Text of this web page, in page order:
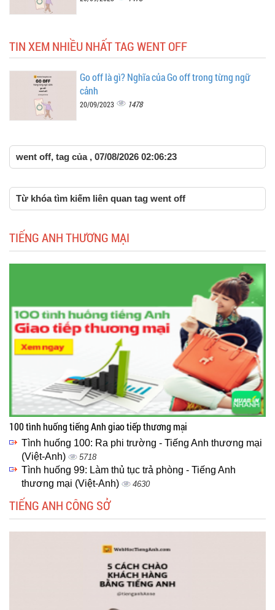
TIN XEM NHIỀU NHẤT TAG WENT OFF
Go off là gì? Nghĩa của Go off trong từng ngữ
cảnh
20/09/2023 1478
went off, tag của , 07/08/2026 02:06:23
Từ khóa tìm kiếm liên quan tag went off
TIẾNG ANH THƯƠNG MẠI
100 tình huống tiếng Anh giao tiếp thương mại
Tình huống 100: Ra phi trường - Tiếng Anh thương mại
(Việt-Anh)
5718
Tình huống 99: Làm thủ tục trả phòng - Tiếng Anh
thương mại (Việt-Anh)
4630
TIẾNG ANH CÔNG SỞ